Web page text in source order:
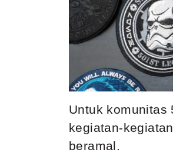
Untuk komunitas
kegiatan-
beramal.